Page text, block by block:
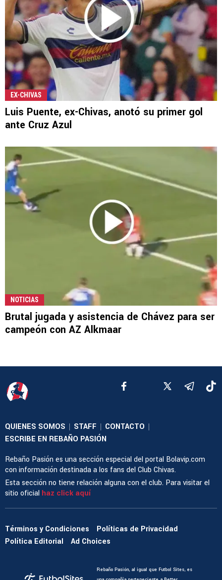
EX-CHIVAS
Luis Puente, ex-Chivas, anotó su primer gol
ante Cruz Azul
NOTICIAS
Brutal jugada y asistencia de Chávez para ser
campeón con AZ Alkmaar
QUIENES SOMOS | STAFF | CONTACTO |
ESCRIBE EN REBAÑO PASIÓN
Rebaño Pasión es una sección especial del portal Bolavip.com
con información destinada a los fans del Club Chivas.
Esta sección no tiene relación alguna con el club. Para visitar el
sitio oficial haz click aquí
Términos y Condiciones
Políticas de Privacidad
Política Editorial
Ad Choices
Rebaño Pasión, al igual que Futbol Sites, es